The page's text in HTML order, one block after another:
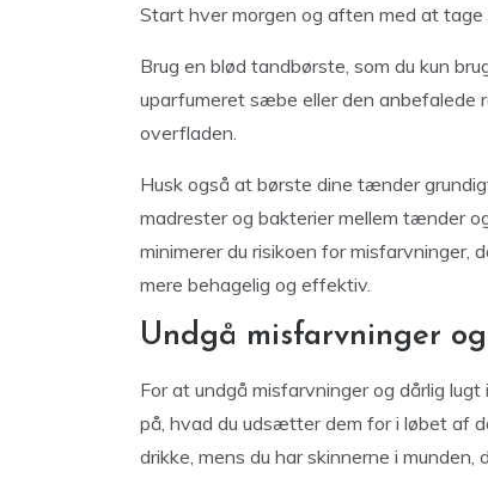
Start hver morgen og aften med at tage
Brug en blød tandbørste, som du kun
uparfumeret sæbe eller den anbefalede
overfladen.
Husk også at børste dine tænder
madrester og bakterier mellem tænder
minimerer du risikoen for misfarvninger,
mere behagelig og effektiv.
Undgå misfarvninger
For at undgå misfarvninger og dårlig
på, hvad du udsætter dem for i løbet af
drikke, mens du har skinnerne i